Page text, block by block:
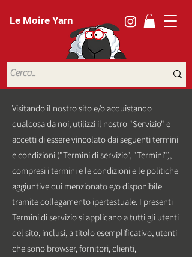
Le Moire Yarn
Visitando il nostro sito e/o acquistando
qualcosa da noi, utilizzi il nostro "Servizio" e
accetti di essere vincolato dai seguenti termini
e condizioni ("Termini di servizio", "Termini"),
compresi i termini e le condizioni e le politiche
aggiuntive qui menzionato e/o disponibile
tramite collegamento ipertestuale. I presenti
Termini di servizio si applicano a tutti gli utenti
del sito, inclusi, a titolo esemplificativo, utenti
che sono browser, fornitori, clienti,